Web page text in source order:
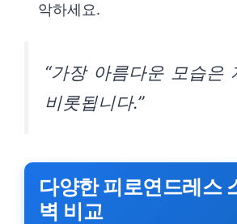
악하세요.
“가장 아름다운 모습은
비롯됩니다.”
다양한 피로연드레스
벽 비교